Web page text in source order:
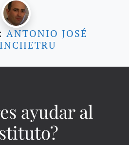
ANTONIO JOSÉ
ayudar al